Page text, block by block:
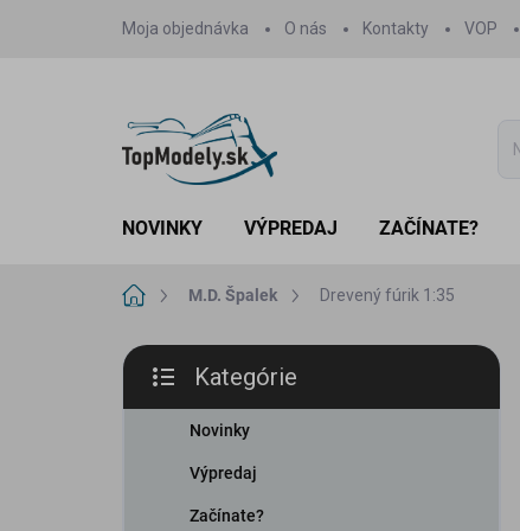
Moja objednávka O nás Kontakty VOP
NOVINKY VÝPREDAJ ZAČÍNATE?
DomovM.D. Špalek Drevený fúrik 1:35
B
č
kategórie
Kategórie
Novinky
Výpredaj
Začínate?